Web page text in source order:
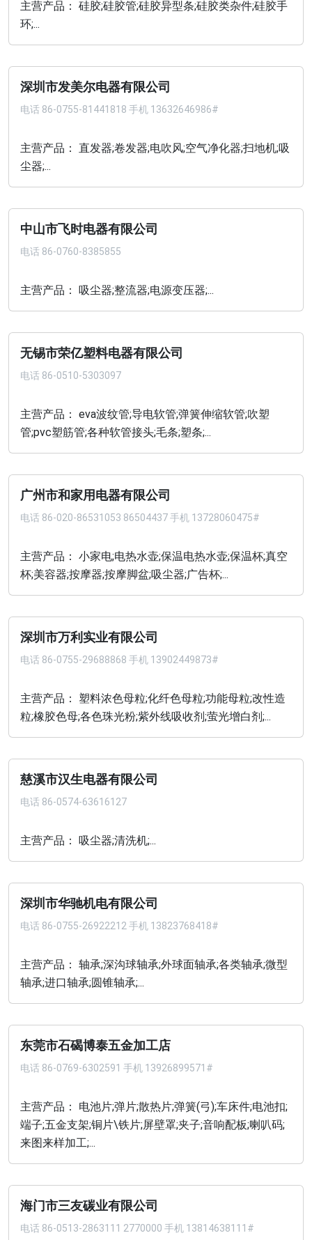
主营产品： 硅胶;硅胶管;硅胶异型条;硅胶类杂件;硅胶手
环;...
深圳市发美尔电器有限公司
电话 86-0755-81441818 手机 13632646986#
主营产品： 直发器;卷发器;电吹风;空气净化器;扫地机;吸
尘器;...
中山市飞时电器有限公司
电话 86-0760-8385855
主营产品： 吸尘器;整流器;电源变压器;...
无锡市荣亿塑料电器有限公司
电话 86-0510-5303097
主营产品： eva波纹管;导电软管;弹簧伸缩软管;吹塑
管;pvc塑筋管;各种软管接头;毛条;塑条;...
广州市和家用电器有限公司
电话 86-020-86531053 86504437 手机 13728060475#
主营产品： 小家电;电热水壶;保温电热水壶;保温杯;真空
杯;美容器;按摩器;按摩脚盆;吸尘器;广告杯;...
深圳市万利实业有限公司
电话 86-0755-29688868 手机 13902449873#
主营产品： 塑料浓色母粒;化纤色母粒;功能母粒;改性造
粒;橡胶色母;各色珠光粉;紫外线吸收剂;萤光增白剂;...
慈溪市汉生电器有限公司
电话 86-0574-63616127
主营产品： 吸尘器;清洗机;...
深圳市华驰机电有限公司
电话 86-0755-26922212 手机 13823768418#
主营产品： 轴承;深沟球轴承;外球面轴承;各类轴承;微型
轴承;进口轴承;圆锥轴承;...
东莞市石碣博泰五金加工店
电话 86-0769-6302591 手机 13926899571#
主营产品： 电池片;弹片;散热片;弹簧(弓);车床件;电池扣;
端子;五金支架;铜片\铁片;屏壁罩;夹子;音响配板;喇叭码;
来图来样加工;...
海门市三友碳业有限公司
电话 86-0513-2863111 2770000 手机 13814638111#